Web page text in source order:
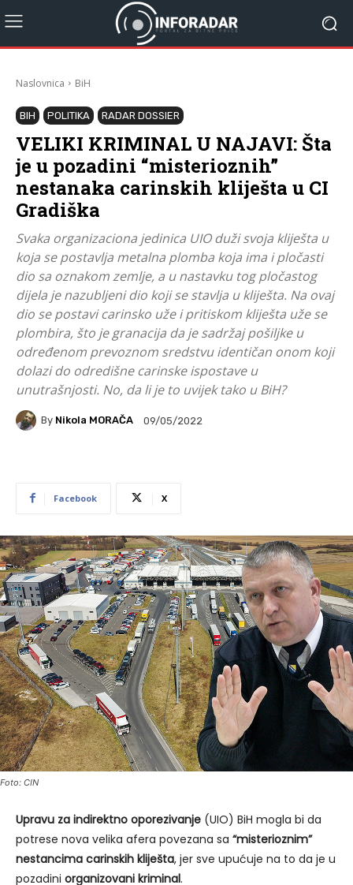
Naslovnica BiH
BIH POLITIKA RADAR DOSSIER
VELIKI KRIMINAL U NAJAVI: Šta
je u pozadini “misterioznih”
nestanaka carinskih kliješta u CI
Gradiška
Svaka organizaciona jedinica UIO duži svoja kliješta u
koja se postavlja metalna plomba koja ima i pločasti
dio sa oznakom zemlje, a u nastavku tog pločastog
dijela je nazubljeni dio koji se stavlja u kliješta. Na ovaj
dio se postavi carinsko uže i pritiskom kliješta uže se
plombira, što je granacija da je sadržaj pošiljke u
određenom prevoznom sredstvu identičan onom koji
dolazi do odredišne carinske ispostave u
unutrašnjosti. No, da li je to uvijek tako u BiH?
By Nikola MORAČA 09/05/2022
Facebook X
Foto: CIN
Upravu za indirektno oporezivanje (UIO) BiH mogla bi da
potrese nova velika afera povezana sa “misterioznim”
nestancima carinskih kliješta, jer sve upućuje na to da je u
pozadini organizovani kriminal.